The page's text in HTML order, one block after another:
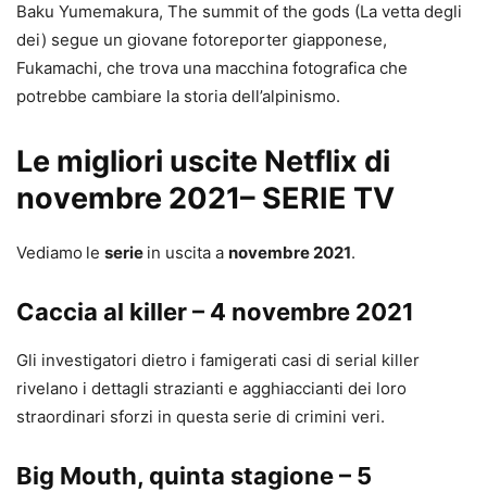
Baku Yumemakura, The summit of the gods (La vetta degli
dei) segue un giovane fotoreporter giapponese,
Fukamachi, che trova una macchina fotografica che
potrebbe cambiare la storia dell’alpinismo.
Le migliori uscite Netflix di
novembre 2021– SERIE TV
Vediamo le serie in uscita a novembre 2021.
Caccia al killer – 4 novembre 2021
Gli investigatori dietro i famigerati casi di serial killer
rivelano i dettagli strazianti e agghiaccianti dei loro
straordinari sforzi in questa serie di crimini veri.
Big Mouth, quinta stagione – 5